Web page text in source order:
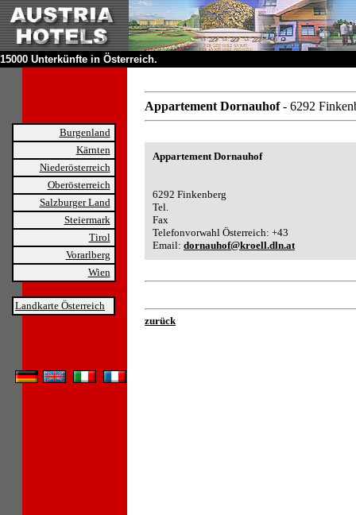
15000 Unterkünfte in Österreich.
Burgenland
Kärnten
Niederösterreich
Oberösterreich
Salzburger Land
Steiermark
Tirol
Vorarlberg
Wien
Landkarte Österreich
Appartement Dornauhof- 6292
Appartement Dornauhof
6292 Finkenberg
Tel.
Fax
Telefonvorwahl Österreich: +43
Email: dornauhof@kroell.dln.at
zurück